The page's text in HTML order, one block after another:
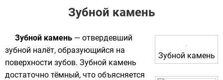
Зубной камень
Зубной камень
Зубной камень — отвердевший
зубной налёт, образующийся на
поверхности зубов. Зубной камень
достаточно тёмный, что объясняется